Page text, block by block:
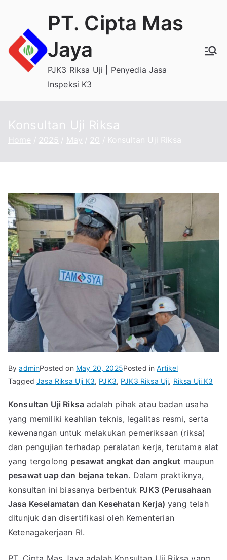
content
PT. Cipta Mas
Jaya
PJK3 Riksa Uji | Penyedia Jasa
Inspeksi K3
Konsultan Uji Riksa
Home 2025 May 20 Konsultan Uji Riksa
ByadminPosted on May 20, 2025Posted inArtikel
TaggedJasa Riksa Uji K3, PJK3, PJK3 Riksa Uji, Riksa Uji K3
Konsultan Uji Riksa adalah pihak atau badan usaha
yang memiliki keahlian teknis, legalitas resmi, serta
kewenangan untuk melakukan pemeriksaan (riksa)
dan pengujian terhadap peralatan kerja, terutama alat
yang tergolong pesawat angkat dan angkut maupun
pesawat uap dan bejana tekan. Dalam praktiknya,
konsultan ini biasanya berbentuk PJK3 (Perusahaan
Jasa Keselamatan dan Kesehatan Kerja) yang telah
ditunjuk dan disertifikasi oleh Kementerian
Ketenagakerjaan RI.